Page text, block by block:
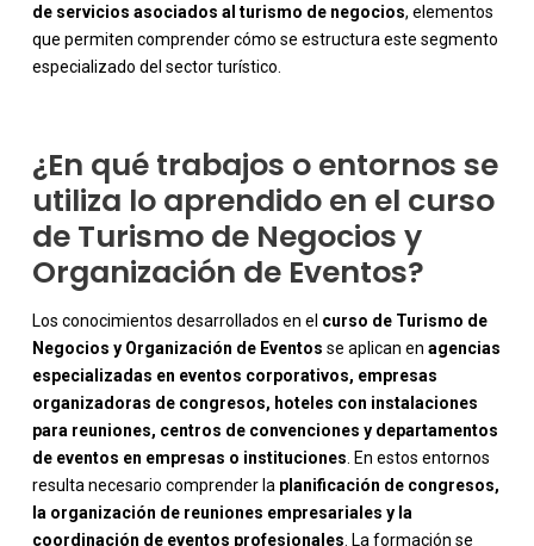
de servicios asociados al turismo de negocios, elementos
que permiten comprender cómo se estructura este segmento
especializado del sector turístico.
¿En qué trabajos o entornos se
utiliza lo aprendido en el curso
de Turismo de Negocios y
Organización de Eventos?
Los conocimientos desarrollados en el curso de Turismo de
Negocios y Organización de Eventos se aplican en agencias
especializadas en eventos corporativos, empresas
organizadoras de congresos, hoteles con instalaciones
para reuniones, centros de convenciones y departamentos
de eventos en empresas o instituciones . En estos entornos
resulta necesario comprender la planificación de congresos,
la organización de reuniones empresariales y la
coordinación de eventos profesionales . La formación se